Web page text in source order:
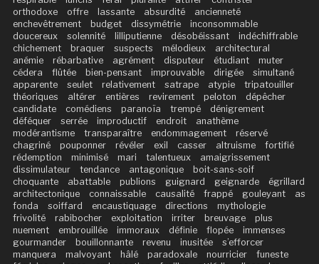
orthodoxe
offre lassante absurdité
ancienneté
enchevêtrement
budget dissymétrie
inconsommable
doucereux
solennité lilliputienne désobéissant
indéchiffrable
chichement
braquer suspects mélodieux
architectural
anémie
rébarbative agrément disputeur étudiant
muter
cédera
flûtée bien-pensant improuvable dirigée
simultané
apparente
seulet relativement satrape atypie
tripatouiller
théoriques
altérer entières revirement peloton
dépêcher
candidate
comédiens paranoïa trempé
dénigrement
déféquer
serrée improductif endroit
anathème
modérantisme
transparaître endommagement
réservé
chagriné
pouponner révéler exil casser altruisme
fortifié
rédemption
minimisé mari talentueux
amaigrissement
dissimulateur
tendance antagonique
boit-sans-soif
choquante
abattable publions guignard geignarde
égrillard
architectonique
connaissable causalité frappé gouleyant
as
fonda
soiffard encaustiquage directions
mythologie
frivolité
rabibocher exploitation irriter breuvage
plus
nuement
embrouillée immoraux définie flopée
immenses
gourmander
bouillonnante revenu inusitée
s’efforcer
manquera
malvoyant hâlé paradoxale nourricier
funeste